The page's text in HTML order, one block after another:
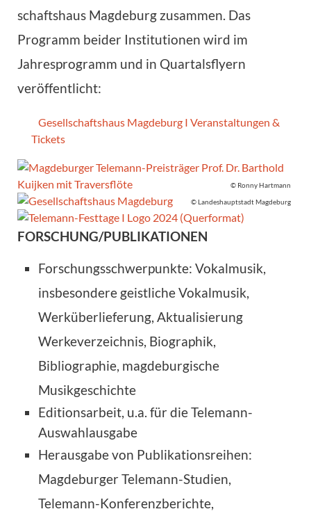
schafts­haus Magdeburg zusammen. Das
Programm beider Institutionen wird im
Jahresprogramm und in Quar­talsflyern
veröffentlicht:
Gesellschaftshaus Magdeburg I Veranstaltungen &
Tickets
© Ronny Hartmann
© Landeshauptstadt Magdeburg
FORSCHUNG/PUBLIKATIONEN
Forschungsschwerpunkte: Vokalmusik,
insbesondere geistliche Vokalmusik,
Werküberlieferung, Aktualisierung
Werkeverzeichnis, Biographik,
Bibliographie, magdeburgische
Musikgeschichte
Editionsarbeit, u.a. für die Telemann-
Auswahlausgabe
Herausgabe von Publikationsreihen:
Magdeburger Telemann-Studien,
Telemann-Konferenzberichte,